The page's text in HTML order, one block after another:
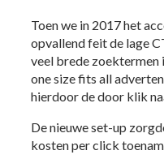
Toen we in 2017 het
opvallend feit de lage
veel brede zoektermen
one size fits all
hierdoor de door klik
De nieuwe set-up
kosten per click